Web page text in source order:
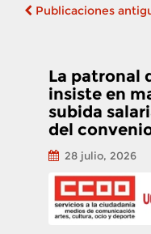
Publicaciones
La patronal
insiste en
subida
del
28 julio, 2026